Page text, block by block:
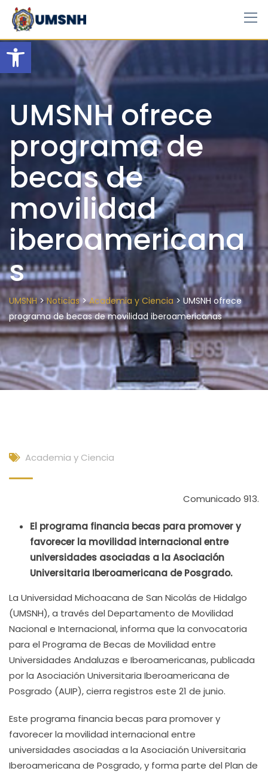
Open toolbar
Skip
content
UMSNH ofrece
programa de
becas de
movilidad
iberoamericana
s
UMSNH>Noticias>Academia y Ciencia > UMSNH ofrece
programa de becas de movilidad iberoamericanas
Academia y Ciencia
Comunicado 913.
El programa financia becas para promover y
favorecer la movilidad internacional entre
universidades asociadas a la Asociación
Universitaria Iberoamericana de Posgrado.
La Universidad Michoacana de San Nicolás de Hidalgo
(UMSNH), a través del Departamento de Movilidad
Nacional e Internacional, informa que la convocatoria
para el Programa de Becas de Movilidad entre
Universidades Andaluzas e Iberoamericanas, publicada
por la Asociación Universitaria Iberoamericana de
Posgrado (AUIP), cierra registros este 21 de junio.
Este programa financia becas para promover y
favorecer la movilidad internacional entre
universidades asociadas a la Asociación Universitaria
Iberoamericana de Posgrado, y forma parte del Plan de